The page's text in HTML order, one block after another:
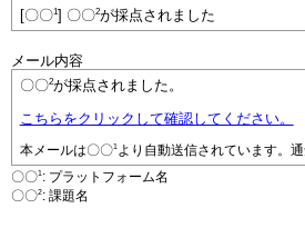
[〇〇1] 〇〇2が採点されました
メール内容
〇〇2が採点されました。
こちらをクリックして確認してください。
本メールは〇〇1より自動送信されています。
〇〇1 : プラットフォーム名
〇〇2: 課題名